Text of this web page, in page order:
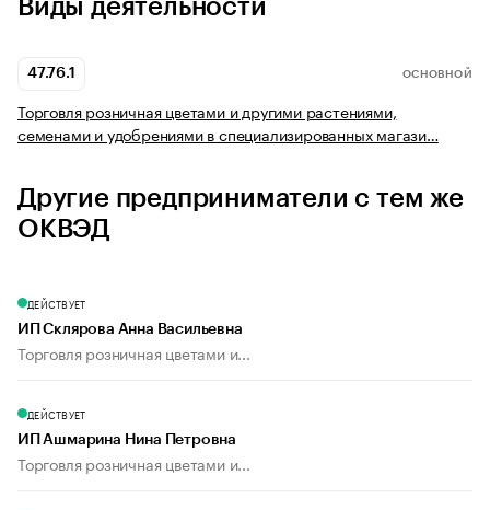
Виды деятельности
47.76.1 ОСНОВНОЙ
Торговля розничная цветами и другими растениями,
семенами и удобрениями в специализированных магази…
Другие предприниматели с тем же
ОКВЭД
ДЕЙСТВУЕТ
ИП Склярова Анна Васильевна
Торговля розничная цветами и...
ДЕЙСТВУЕТ
ИП Ашмарина Нина Петровна
Торговля розничная цветами и...